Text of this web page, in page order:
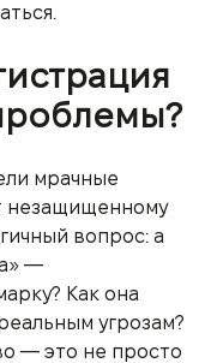
мрачные
незащищенному
вопрос: а
—
Как она
угрозам?
— это не просто